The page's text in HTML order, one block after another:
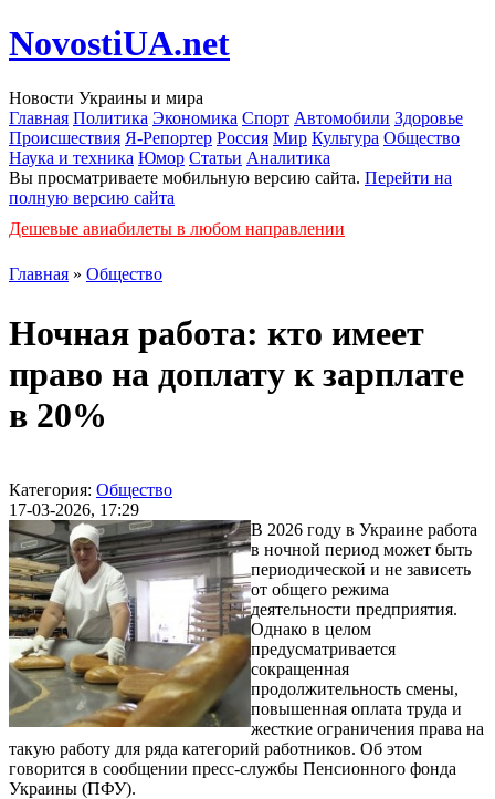
NovostiUA.net
Новости Украины и мира
Главная Политика Экономика Спорт Автомобили Здоровье
Происшествия Я-Репортер Россия Мир Культура Общество
Наука и техника Юмор Статьи Аналитика
Вы просматриваете мобильную версию сайта. Перейти на
полную версию сайта
Дешевые авиабилеты в любом направлении
Главная » Общество
Ночная работа: кто имеет
право на доплату к зарплате
в 20%
Категория: Общество
17-03-2026, 17:29
В 2026 году в Украине работа
в ночной период может быть
периодической и не зависеть
от общего режима
деятельности предприятия.
Однако в целом
предусматривается
сокращенная
продолжительность смены,
повышенная оплата труда и
жесткие ограничения права на
такую работу для ряда категорий работников. Об этом
говорится в сообщении пресс-службы Пенсионного фонда
Украины (ПФУ).